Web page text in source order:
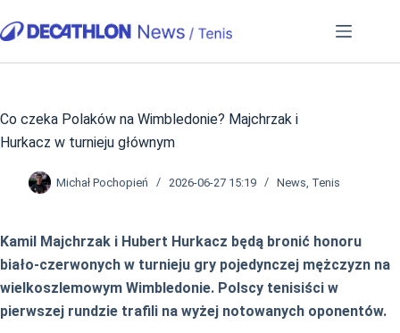
do
Co czeka Polaków na Wimbledonie? Majchrzak i
Hurkacz w turnieju głównym
Michał Pochopień 2026-06-27 15:19 News Tenis
Kamil Majchrzak i Hubert Hurkacz będą bronić honoru
biało-czerwonych w turnieju gry pojedynczej mężczyzn na
wielkoszlemowym Wimbledonie. Polscy tenisiści w
pierwszej rundzie trafili na wyżej notowanych oponentów.